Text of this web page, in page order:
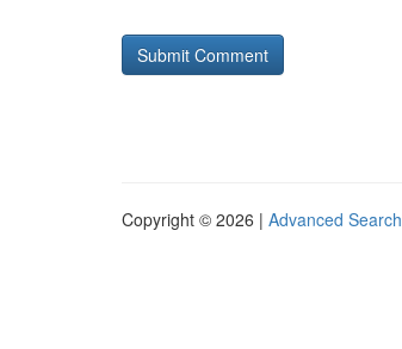
Copyright © 2026 | Advanced Search